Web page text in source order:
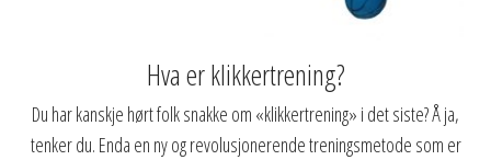
Hva er klikkertrening?
Du har kanskje hørt folk snakke om «klikkertrening» i det siste? Å ja,
tenker du. Enda en ny og revolusjonerende treningsmetode som er